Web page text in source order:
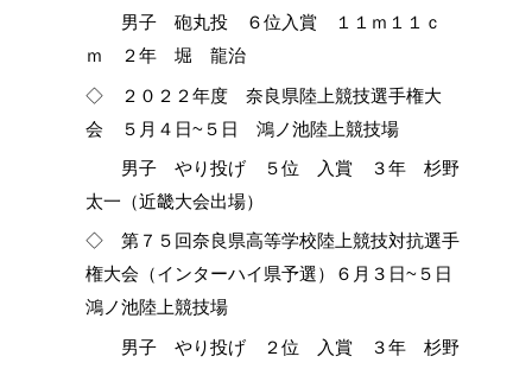
男子 砲丸投 ６位入賞 １１ｍ１１ｃ
ｍ ２年 堀 龍治
◇ ２０２２年度 奈良県陸上競技選手権大
会 ５月４日~５日 鴻ノ池陸上競技場
男子 やり投げ ５位 入賞 ３年 杉野
太一（近畿大会出場）
◇ 第７５回奈良県高等学校陸上競技対抗選手
権大会（インターハイ県予選）６月３日~５日
鴻ノ池陸上競技場
男子 やり投げ ２位 入賞 ３年 杉野